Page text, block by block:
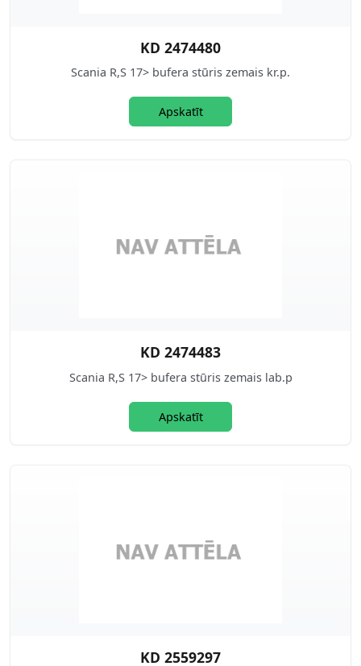
KD 2474480
Scania R,S 17> bufera stūris zemais kr.p.
Apskatīt
KD 2474483
Scania R,S 17> bufera stūris zemais lab.p
Apskatīt
KD 2559297